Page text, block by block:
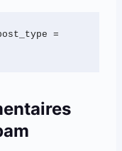
post_type =